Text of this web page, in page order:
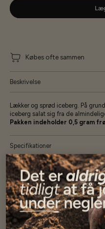
Købes ofte sammen
Beskrivelse
Lækker og sprød iceberg. På
iceberg salat sig fra de
Pakken indeholder 0,5 gram
Specifikationer
Se mere af Ikke nedsatte varer.
Vores